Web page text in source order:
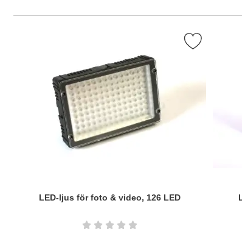
LED-ljus för foto & video, 126 LED
Markera lED-ljus för foto & video, 126